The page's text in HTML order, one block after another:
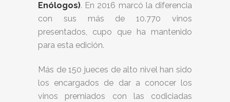
Enólogos). En 2016 marcó la diferencia
con sus más de 10.770 vinos
presentados, cupo que ha mantenido
para esta edición.
Más de 150 jueces de alto nivel han sido
los encargados de dar a conocer los
vinos premiados con las codiciadas